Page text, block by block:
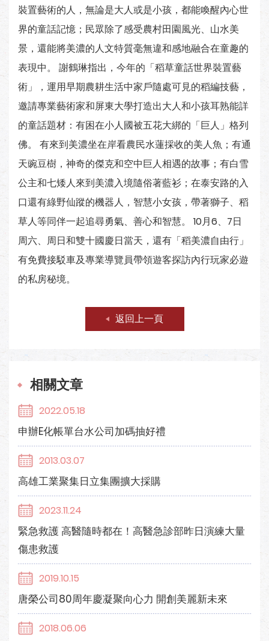
裝置藝術的人，無論是大人或是小孩，都能喚醒內心世
界的童話記憶；民眾除了感受農村田園風光、山水美
景，還能將美濃的人文特質毫無違和感地融合在童趣的
表現中。 謝鶴琳指出，今年的「稻草童話世界裝置藝
術」，運用早期農耕生活中家戶隨處可見的稻編技藝，
邀請專業藝術家和屏東大學打造出大人和小孩耳熟能詳
的童話題材：有困在小人國被五花大綁的「巨人」格列
佛。 有來到美濃坐在岸看農民水蓮採收的美人魚；有通
天豌豆樹，神奇的傑克和空中巨人相遇的故事；有白雪
公主和七矮人來到美濃入境隨俗著藍衫；在泰安路的入
口還有綠野仙蹤的機器人，智慧小女孩，帶著獅子、稻
草人等同伴一起追尋勇氣、善心和智慧。 10月6、7日
周六、周日和雙十國慶日當天，還有「稻美濃自由行」
有免費接駁車及專業導覽員帶領遊客探訪內行玩家必遊
的私房秘境。
返回上一頁
相關文章
2022.05.18
申辦E化帳單台水公司加碼抽好禮
2013.03.07
高雄工業聚集日立集團擴大採購
2023.11.24
緊急救護 高醫隨時都在！高醫急診部昨日演練大量
傷患救護
2019.10.15
唐榮公司80周年慶凝聚向心力 開創美麗新未來
2018.06.06